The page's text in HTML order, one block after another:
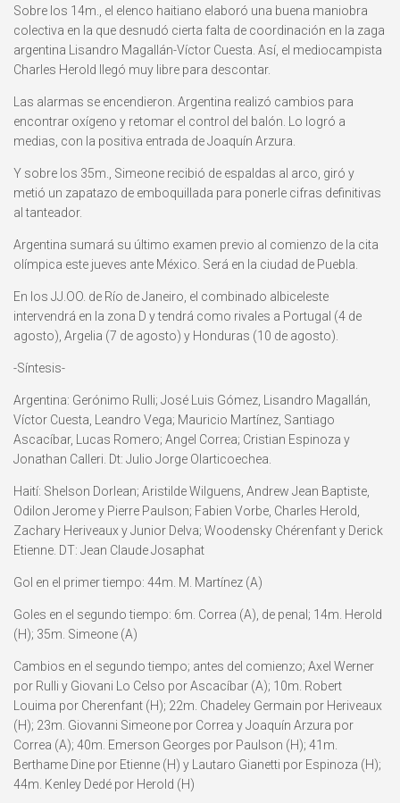
Sobre los 14m., el elenco haitiano elaboró una buena maniobra
colectiva en la que desnudó cierta falta de coordinación en la zaga
argentina Lisandro Magallán-Víctor Cuesta. Así, el mediocampista
Charles Herold llegó muy libre para descontar.
Las alarmas se encendieron. Argentina realizó cambios para
encontrar oxígeno y retomar el control del balón. Lo logró a
medias, con la positiva entrada de Joaquín Arzura.
Y sobre los 35m., Simeone recibió de espaldas al arco, giró y
metió un zapatazo de emboquillada para ponerle cifras definitivas
al tanteador.
Argentina sumará su último examen previo al comienzo de la cita
olímpica este jueves ante México. Será en la ciudad de Puebla.
En los JJ.OO. de Río de Janeiro, el combinado albiceleste
intervendrá en la zona D y tendrá como rivales a Portugal (4 de
agosto), Argelia (7 de agosto) y Honduras (10 de agosto).
-Síntesis-
Argentina: Gerónimo Rulli; José Luis Gómez, Lisandro Magallán,
Víctor Cuesta, Leandro Vega; Mauricio Martínez, Santiago
Ascacíbar, Lucas Romero; Angel Correa; Cristian Espinoza y
Jonathan Calleri. Dt: Julio Jorge Olarticoechea.
Haití: Shelson Dorlean; Aristilde Wilguens, Andrew Jean Baptiste,
Odilon Jerome y Pierre Paulson; Fabien Vorbe, Charles Herold,
Zachary Heriveaux y Junior Delva; Woodensky Chérenfant y Derick
Etienne. DT: Jean Claude Josaphat
Gol en el primer tiempo: 44m. M. Martínez (A)
Goles en el segundo tiempo: 6m. Correa (A), de penal; 14m. Herold
(H); 35m. Simeone (A)
Cambios en el segundo tiempo; antes del comienzo; Axel Werner
por Rulli y Giovani Lo Celso por Ascacíbar (A); 10m. Robert
Louima por Cherenfant (H); 22m. Chadeley Germain por Heriveaux
(H); 23m. Giovanni Simeone por Correa y Joaquín Arzura por
Correa (A); 40m. Emerson Georges por Paulson (H); 41m.
Berthame Dine por Etienne (H) y Lautaro Gianetti por Espinoza (H);
44m. Kenley Dedé por Herold (H)